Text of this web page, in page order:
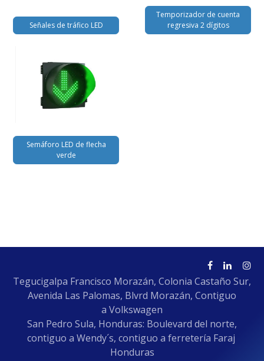
Señales de tráfico LED
Temporizador de cuenta
regresiva 2 dígitos
Semáforo LED de flecha
verde
Tegucigalpa Francisco Morazán, Colonia Castaño Sur,
Avenida Las Palomas, Blvrd Morazán, Contiguo
a Volkswagen
San Pedro Sula, Honduras: Boulevard del norte,
contiguo a Wendy´s, contiguo a ferretería Faraj
Honduras